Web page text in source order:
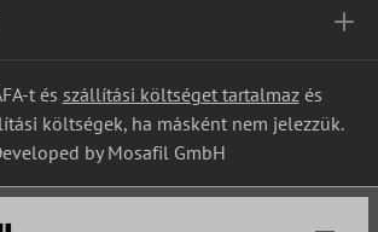
t és szállítási költséget tartalmazés
költségek, ha másként nem jelezzük.
by Mosafil GmbH